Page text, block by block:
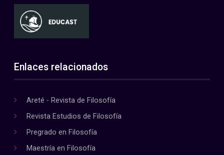
Enlaces relacionados
Areté - Revista de Filosofía
Revista Estudios de Filosofía
Pregrado en Filosofía
Maestría en Filosofía